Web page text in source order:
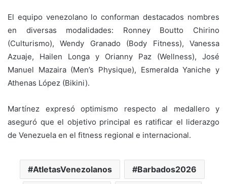
El equipo venezolano lo conforman destacados nombres
en diversas modalidades: Ronney Boutto Chirino
(Culturismo), Wendy Granado (Body Fitness), Vanessa
Azuaje, Hailen Longa y Orianny Paz (Wellness), José
Manuel Mazaira (Men’s Physique), Esmeralda Yaniche y
Athenas López (Bikini).
Martínez expresó optimismo respecto al medallero y
aseguró que el objetivo principal es ratificar el liderazgo
de Venezuela en el fitness regional e internacional.
AtletasVenezolanos Barbados2026